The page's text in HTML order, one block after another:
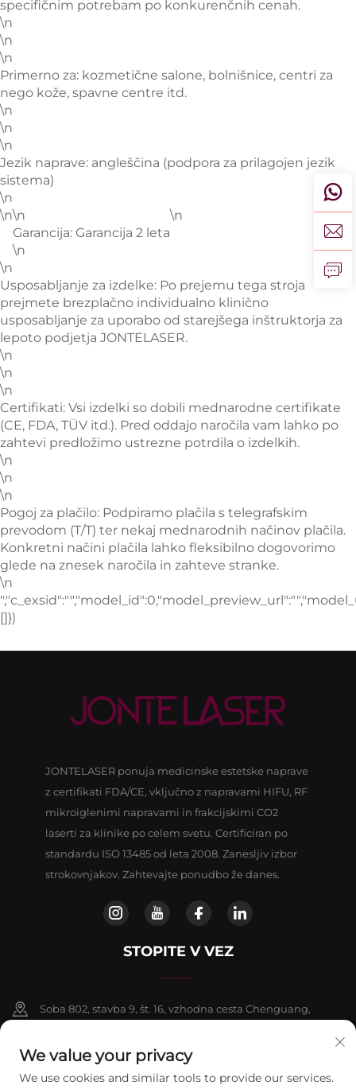
specifičnim potrebam po konkurenčnih cenah.
\n
\n
\n
Primerno za: kozmetične salone, bolnišnice, centri za
nego kože, spavne centre itd.
\n
\n
\n
Jezik naprave: angleščina (podpora za prilagojen jezik
sistema)
\n
\n\n
Garancija: Garancija 2 leta
\n
\n
\n
Usposabljanje za izdelke: Po prejemu tega stroja
prejmete brezplačno individualno klinično
usposabljanje za uporabo od starejšega inštruktorja za
lepoto podjetja JONTELASER.
\n
\n
\n
Certifikati: Vsi izdelki so dobili mednarodne certifikate
(CE, FDA, TÜV itd.). Pred oddajo naročila vam lahko po
zahtevi predložimo ustrezne potrdila o izdelkih.
\n
\n
\n
Pogoj za plačilo: Podpiramo plačila s telegrafskim
prevodom (T/T) ter nekaj mednarodnih načinov plačila.
Konkretni načini plačila lahko fleksibilno dogovorimo
glede na znesek naročila in zahteve stranke.
\n
[]})
JONTELASER ponuja medicinske estetske naprave
z certifikati FDA/CE, vključno z napravami HIFU, RF
mikroiglenimi napravami in frakcijskimi CO2
laserti za klinike po celem svetu. Certificiran po
standardu ISO 13485 od leta 2008. Zanesljiv izbor
strokovnjakov. Zahtevajte ponudbo že danes.
STOPITE V VEZ
Soba 802, stavba 9, št. 16, vzhodna cesta Chenguang,
+86-13911459627
We value your privacy
We use cookies and similar tools to provide our services.